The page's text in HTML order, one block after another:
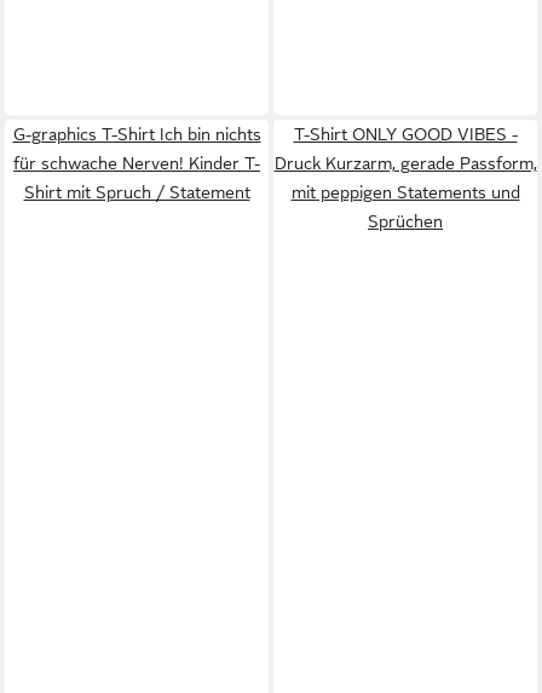
G-graphics T-Shirt Ich bin nichts
für schwache Nerven! Kinder T-
Shirt mit Spruch / Statement
T-Shirt ONLY GOOD VIBES -
Druck Kurzarm, gerade Passform,
mit peppigen Statements und
Sprüchen